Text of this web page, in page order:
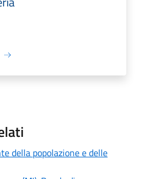
della popolazione e delle